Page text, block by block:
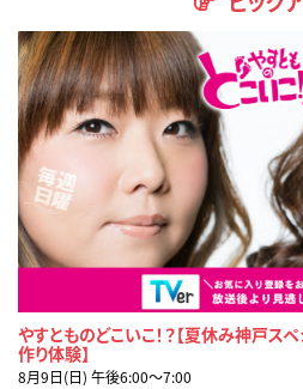
やすとものどこいこ！？【夏休み神戸ス
作り体験】
8月9日(日) 午後6:00〜7:00